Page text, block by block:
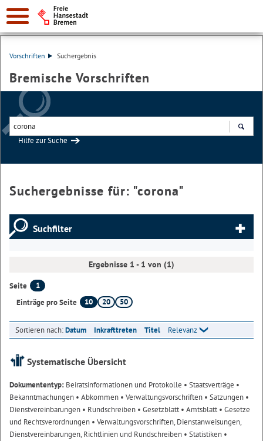
Vorschriften Suchergebnis
Bremische Vorschriften
Hilfe zur Suche
Suchergebnisse für: "corona"
Suchfilter
Ergebnisse 1 - 1 von (1)
Seite
1
Einträge pro Seite
10 20 50
Sortieren nach:Datum Inkrafttreten Titel Relevanz
Systematische Übersicht
Dokumententyp: Beiratsinformationen und Protokolle • Staatsverträge •
Bekanntmachungen • Abkommen • Verwaltungsvorschriften • Satzungen •
Dienstvereinbarungen • Rundschreiben • Gesetzblatt• Amtsblatt• Gesetze
und Rechtsverordnungen • Verwaltungsvorschriften, Dienstanweisungen,
Dienstvereinbarungen, Richtlinien und Rundschreiben • Statistiken •